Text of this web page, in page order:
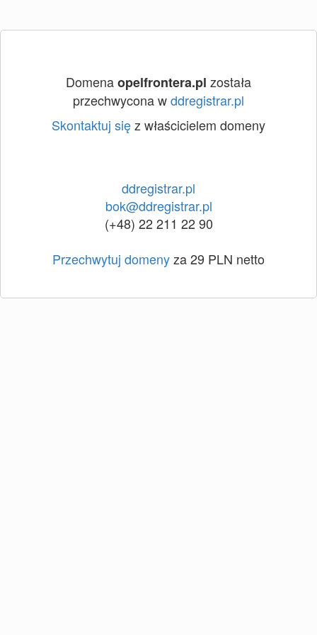
Domenaopelfrontera.pl została
przechwycona wddregistrar.pl
Skontaktuj sięz właścicielem domeny
ddregistrar.pl
bok@ddregistrar.pl
(+48) 22 211 22 90
Przechwytuj domenyza 29 PLN netto